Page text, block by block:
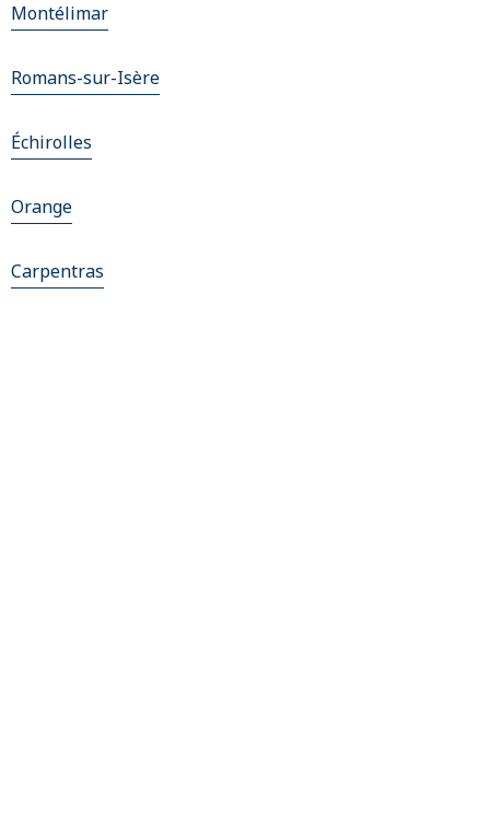
Montélimar
Romans-sur-Isère
Échirolles
Orange
Carpentras